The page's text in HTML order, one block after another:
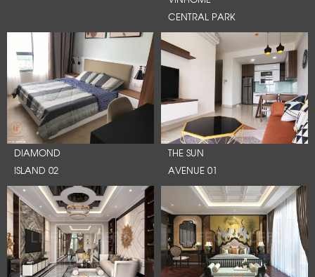
CENTRAL PARK
DIAMOND
ISLAND 02
THE SUN
AVENUE 01